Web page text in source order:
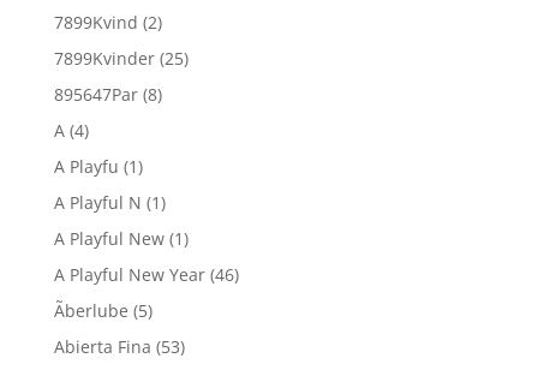
7899Kvind (2)
7899Kvinder (25)
895647Par (8)
A (4)
A Playfu (1)
A Playful N (1)
A Playful New (1)
A Playful New Year (46)
Ãberlube (5)
Abierta Fina (53)